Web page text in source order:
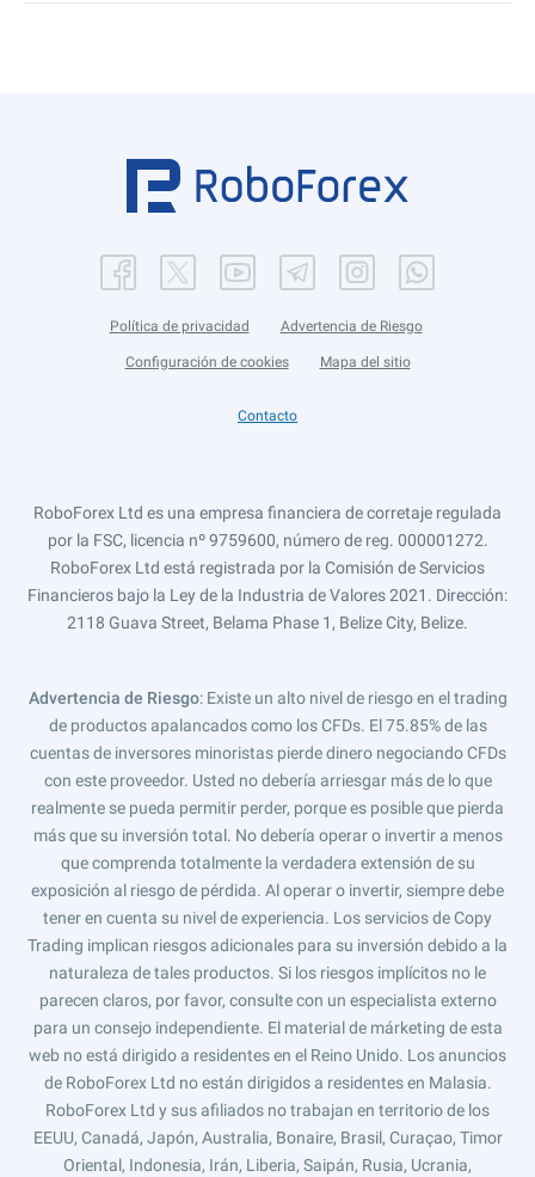
Política de privacidad Advertencia de Riesgo
Configuración de cookies Mapa del sitio
Contacto
RoboForex Ltd es una empresa financiera de corretaje regulada
por la FSC, licencia nº 9759600, número de reg. 000001272.
RoboForex Ltd está registrada por la Comisión de Servicios
Financieros bajo la Ley de la Industria de Valores 2021. Dirección:
2118 Guava Street, Belama Phase 1, Belize City, Belize.
Advertencia de Riesgo: Existe un alto nivel de riesgo en el trading
de productos apalancados como los CFDs. El 75.85% de las
cuentas de inversores minoristas pierde dinero negociando CFDs
con este proveedor. Usted no debería arriesgar más de lo que
realmente se pueda permitir perder, porque es posible que pierda
más que su inversión total. No debería operar o invertir a menos
que comprenda totalmente la verdadera extensión de su
exposición al riesgo de pérdida. Al operar o invertir, siempre debe
tener en cuenta su nivel de experiencia. Los servicios de Copy
Trading implican riesgos adicionales para su inversión debido a la
naturaleza de tales productos. Si los riesgos implícitos no le
parecen claros, por favor, consulte con un especialista externo
para un consejo independiente. El material de márketing de esta
web no está dirigido a residentes en el Reino Unido. Los anuncios
de RoboForex Ltd no están dirigidos a residentes en Malasia.
RoboForex Ltd y sus afiliados no trabajan en territorio de los
EEUU, Canadá, Japón, Australia, Bonaire, Brasil, Curaçao, Timor
Oriental, Indonesia, Irán, Liberia, Saipán, Rusia, Ucrania,